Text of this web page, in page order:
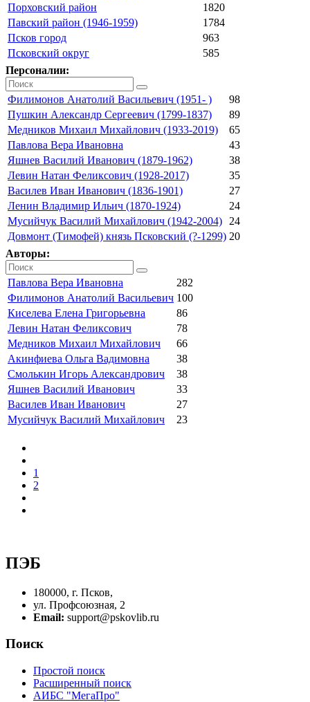
Порховский район
1820
Павский район (1946-1959)
1784
Псков город
963
Псковский округ
585
Персоналии:
Филимонов Анатолий Васильевич (1951- )
98
Пушкин Александр Сергеевич (1799-1837)
89
Медников Михаил Михайлович (1933-2019)
65
Павлова Вера Ивановна
43
Яшнев Василий Иванович (1879-1962)
38
Левин Натан Феликсович (1928-2017)
35
Василев Иван Иванович (1836-1901)
27
Ленин Владимир Ильич (1870-1924)
24
Мусийчук Василий Михайлович (1942-2004)
24
Довмонт (Тимофей) князь Псковский (?-1299) 20
Авторы:
Павлова Вера Ивановна
282
Филимонов Анатолий Васильевич 100
Киселева Елена Григорьевна
86
Левин Натан Феликсович
78
Медников Михаил Михайлович
66
Акинфиева Ольга Вадимовна
38
Смолькин Игорь Александрович
38
Яшнев Василий Иванович
33
Василев Иван Иванович
27
Мусийчук Василий Михайлович
23
1
2
ПЭБ
180000, г. Псков,
ул. Профсоюзная, 2
Email: support@pskovlib.ru
Поиск
Простой поиск
Расширенный поиск
АИБС "МегаПро"